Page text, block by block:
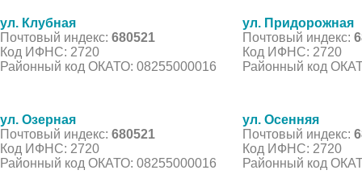
ул. Клубная
Почтовый индекс: 680521
Код ИФНС: 2720
Районный код ОКАТО: 08255000016
ул. Придорожная
Почтовый индекс:
Код ИФНС: 2720
Районный код
ул. Озерная
Почтовый индекс: 680521
Код ИФНС: 2720
Районный код ОКАТО: 08255000016
ул. Осенняя
Почтовый индекс:
Код ИФНС: 2720
Районный код